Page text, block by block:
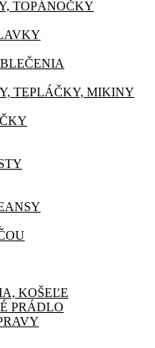
TOPÁNOČKY
TEPLÁČKY, MIKINY
KOŠEĽE
PRÁDLO